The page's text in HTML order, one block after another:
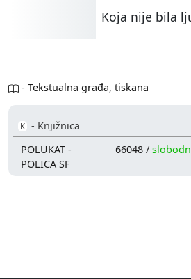
Koja nije bila
- Tekstualna građa, tiskana
K - Knjižnica
POLUKAT -
POLICA SF
66048 /